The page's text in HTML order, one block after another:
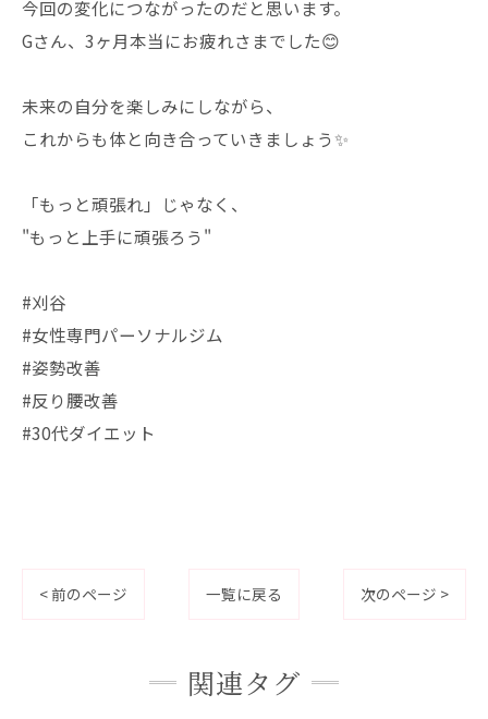
今回の変化につながったのだと思います。
Gさん、3ヶ月本当にお疲れさまでした😊
未来の自分を楽しみにしながら、
これからも体と向き合っていきましょう✨
「もっと頑張れ」じゃなく、
"もっと上手に頑張ろう"
#刈谷
#女性専門パーソナルジム
#姿勢改善
#反り腰改善
#30代ダイエット
< 前のページ 一覧に戻る 次のページ >
関連タグ